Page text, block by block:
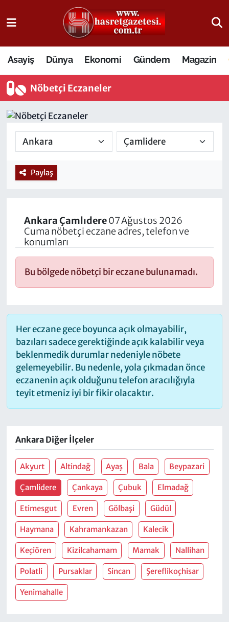
Asayiş Dünya Ekonomi Gündem Magazin
Nöbetçi Eczaneler
Paylaş
AnkaraÇamlıdere07 Ağustos 2026
Cuma nöbetçi eczane adres, telefon ve
konumları
Bu bölgede nöbetçi bir eczane bulunamadı.
Her eczane gece boyunca açık olmayabilir,
bazıları sadece gerektiğinde açık kalabilir veya
beklenmedik durumlar nedeniyle nöbete
gelemeyebilir. Bu nedenle, yola çıkmadan önce
eczanenin açık olduğunu telefon aracılığıyla
teyit etmeniz iyi bir fikir olacaktır.
Ankara Diğer İlçeler
Akyurt Altindağ Ayaş Bala Beypazari
Çamlidere Çankaya Çubuk Elmadağ
Etimesgut Evren Gölbaşi Güdül
Haymana Kahramankazan Kalecik
Keçiören Kizilcahamam Mamak Nallihan
Polatli Pursaklar Sincan Şereflikoçhisar
Yenimahalle
Osmaniye Nöbetçi Eczaneler
Osmaniye Hava Durumu
Osmaniye Trafik Yoğunluk Haritası
Süper Lig Puan Durumu ve Fikstür
Tüm Manşetler
Son Dakika Haberleri